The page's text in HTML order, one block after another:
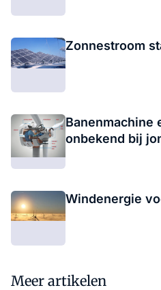
Zonnestroom
Banenmachine
onbekend bij
Windenergie
Meer artikelen